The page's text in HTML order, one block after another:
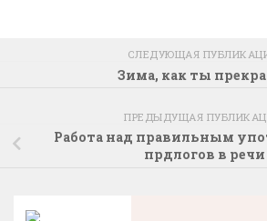
СЛЕДУЮЩАЯ
Зима, как ты
ПРЕДЫДУЩАЯ
Работа над правильным
прдлогов в речи